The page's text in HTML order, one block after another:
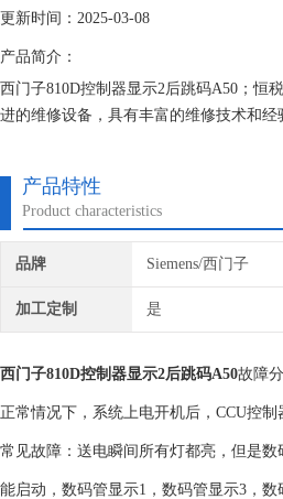
更新时间：2025-03-08
产品简介：
西门子810D控制器显示2后跳码A50；恒
进的维修设备，具有丰富的维修技术和
产品特性
Product characteristics
品牌 Siemens/西门子
加工定制 是
西门子810D控制器显示2后跳码A50故障
正常情况下，系统上电开机后，CCU控
常见故障：送电瞬间所有灯都亮，但是
能启动，数码管显示1，数码管显示3，